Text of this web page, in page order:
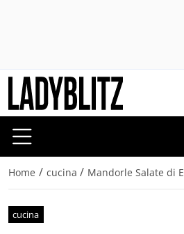
Home / cucina / Mandorle Salate di
cucina